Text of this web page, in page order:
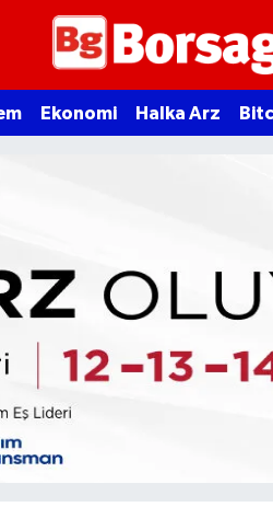
Ekonomi Halka Arz